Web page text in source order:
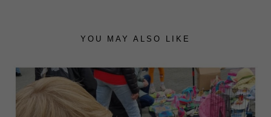
YOU MAY ALSO LIKE